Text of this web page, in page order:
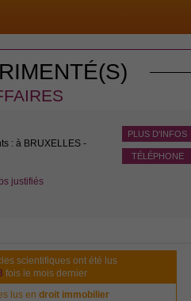
PLUS D'INFOS
TÉLÉPHONE
: à BRUXELLES -
justifiés
scientifiques ont été lus
fois le mois dernier
lus endroit immobilier